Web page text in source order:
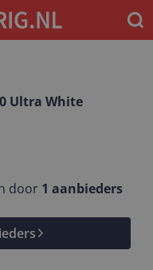
Ultra White
door 1 aanbieders